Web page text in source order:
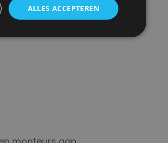
ALLES ACCEPTEREN